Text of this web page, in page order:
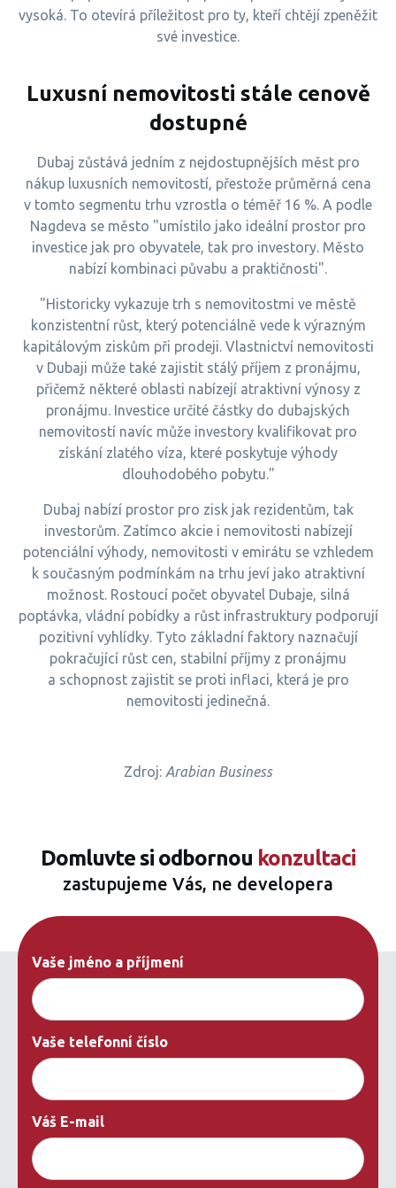
vysoká. To otevírá příležitost pro ty, kteří chtějí zpeněžit
své investice.
Luxusní nemovitosti stále cenově
dostupné
Dubaj zůstává jedním z nejdostupnějších měst pro
nákup luxusních nemovitostí, přestože průměrná cena
v tomto segmentu trhu vzrostla o téměř 16 %. A podle
Nagdeva se město "umístilo jako ideální prostor pro
investice jak pro obyvatele, tak pro investory. Město
nabízí kombinaci půvabu a praktičnosti".
"Historicky vykazuje trh s nemovitostmi ve městě
konzistentní růst, který potenciálně vede k výrazným
kapitálovým ziskům při prodeji. Vlastnictví nemovitosti
v Dubaji může také zajistit stálý příjem z pronájmu,
přičemž některé oblasti nabízejí atraktivní výnosy z
pronájmu. Investice určité částky do dubajských
nemovitostí navíc může investory kvalifikovat pro
získání zlatého víza, které poskytuje výhody
dlouhodobého pobytu."
Dubaj nabízí prostor pro zisk jak rezidentům, tak
investorům. Zatímco akcie i nemovitosti nabízejí
potenciální výhody, nemovitosti v emirátu se vzhledem
k současným podmínkám na trhu jeví jako atraktivní
možnost. Rostoucí počet obyvatel Dubaje, silná
poptávka, vládní pobídky a růst infrastruktury podporují
pozitivní vyhlídky. Tyto základní faktory naznačují
pokračující růst cen, stabilní příjmy z pronájmu
a schopnost zajistit se proti inflaci, která je pro
nemovitosti jedinečná.
Zdroj: Arabian Business
Domluvte si odbornou konzultaci
zastupujeme Vás, ne developera
Vaše jméno a příjmení
Vaše telefonní číslo
Váš E-mail